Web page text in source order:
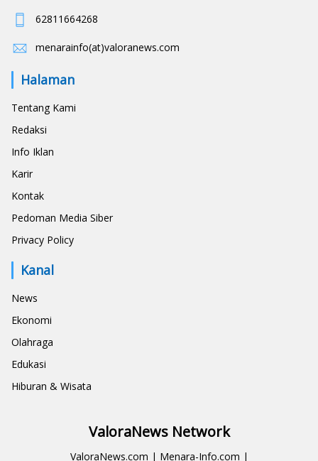
62811664268
menarainfo(at)valoranews.com
Halaman
Tentang Kami
Redaksi
Info Iklan
Karir
Kontak
Pedoman Media Siber
Privacy Policy
Kanal
News
Ekonomi
Olahraga
Edukasi
Hiburan & Wisata
ValoraNews Network
ValoraNews.com | Menara-Info.com |